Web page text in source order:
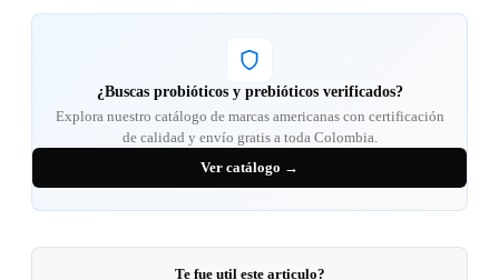
¿Buscas probióticos y prebióticos verificados?
Explora nuestro catálogo de marcas americanas con certificación
de calidad y envío gratis a toda Colombia.
Ver catálogo →
Te fue util este articulo?